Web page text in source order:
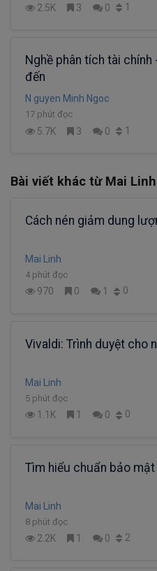
2.5K 3 0 1
Nghề phân tích tài
đến
N guyen Minh Ngoc
17 phút đọc
5.7K 3 0 1
Bài viết khác từ Mai Linh
Cách nén giảm dung
Mai Linh
4 phút đọc
970 0 1 0
Vivaldi: Trình duyệt cho
Mai Linh
5 phút đọc
1.1K 1 0 0
Tìm hiểu chuẩn bảo mật
Mai Linh
8 phút đọc
2.2K 1 0 2